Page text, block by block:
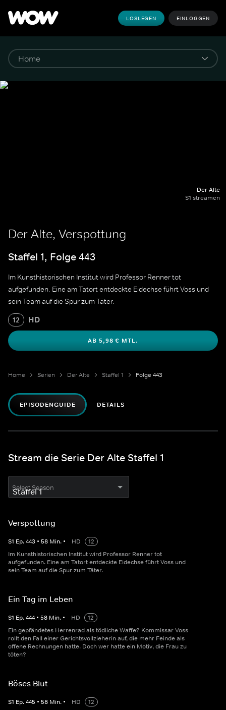
LOSLEGEN EINLOGGEN
Der Alte
S1 streamen
Der Alte, Verspottung
Staffel 1, Folge 443
Im Kunsthistorischen Institut wird Professor Renner tot
aufgefunden. Eine am Tatort entdeckte Eidechse führt Voss und
sein Team auf die Spur zum Täter.
12 HD
AB 5,98 € MTL.
Home Serien Der Alte Staffel 1 Folge 443
EPISODENGUIDE DETAILS
Stream die Serie Der Alte Staffel 1
Select Season
Verspottung
S1 Ep.443 • 58 Min. • HD
12
Im Kunsthistorischen Institut wird Professor Renner tot
aufgefunden. Eine am Tatort entdeckte Eidechse führt Voss und
sein Team auf die Spur zum Täter.
Ein Tag im Leben
S1 Ep.444 • 58 Min. • HD
12
Ein gepfändetes Herrenrad als tödliche Waffe? Kommissar Voss
rollt den Fall einer Gerichtsvollzieherin auf, die mehr Feinde als
offene Rechnungen hatte. Doch wer hatte ein Motiv, die Frau zu
töten?
Böses Blut
S1 Ep.445 • 58 Min. • HD
12